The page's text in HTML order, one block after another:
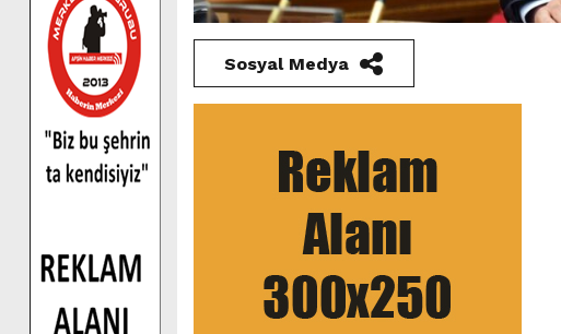
Sosyal Medya